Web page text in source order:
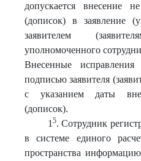
допускается внесение
(дописок) в заявление
заявителем
уполномоченного
Внесенные исправления
подписью заявителя
с указанием даты
(дописок).
1 5. Сотрудник
в системе единого
пространства